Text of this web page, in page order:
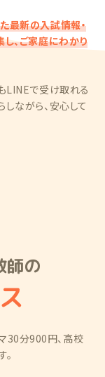
最新の入試情報・
、ご家庭にわかり
LINEで受け取れる
ながら、安心して
師の
30分900円、高校